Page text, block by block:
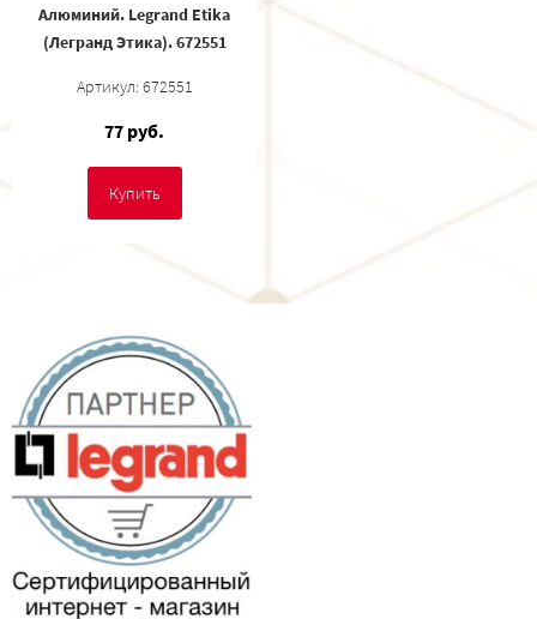
Алюминий. Legrand Etika
(Легранд Этика). 672551
Артикул: 672551
77 руб.
Купить